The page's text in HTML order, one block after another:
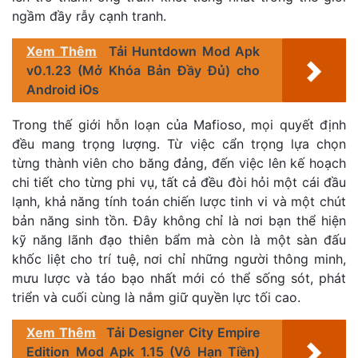
ngầm đầy rẫy cạnh tranh.
Xem Thêm
Tải Huntdown Mod Apk
v0.1.23 (Mở Khóa Bản Đầy Đủ) cho
Android iOs
Trong thế giới hỗn loạn của Mafioso, mọi quyết định
đều mang trọng lượng. Từ việc cẩn trọng lựa chọn
từng thành viên cho băng đảng, đến việc lên kế hoạch
chi tiết cho từng phi vụ, tất cả đều đòi hỏi một cái đầu
lạnh, khả năng tính toán chiến lược tinh vi và một chút
bản năng sinh tồn. Đây không chỉ là nơi bạn thể hiện
kỹ năng lãnh đạo thiên bẩm mà còn là một sàn đấu
khốc liệt cho trí tuệ, nơi chỉ những người thông minh,
mưu lược và táo bạo nhất mới có thể sống sót, phát
triển và cuối cùng là nắm giữ quyền lực tối cao.
Xem Thêm
Tải Designer City Empire
Edition Mod Apk 1.15 (Vô Hạn Tiền)